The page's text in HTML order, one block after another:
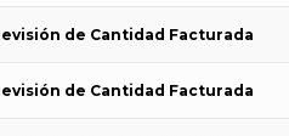
de Cantidad Facturada
de Cantidad Facturada